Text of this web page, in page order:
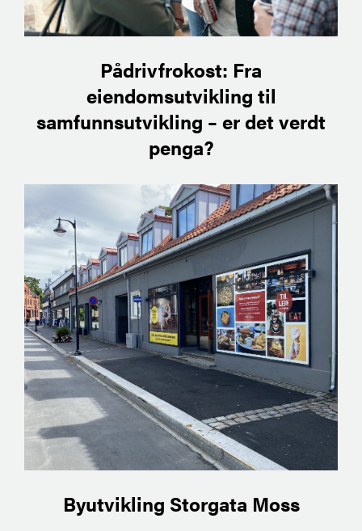
Pådrivfrokost: Fra
eiendomsutvikling til
samfunnsutvikling – er det verdt
penga?
Byutvikling Storgata Moss